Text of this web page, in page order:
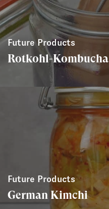
Future Products
Rotkohl-Kombucha
Future Products
German Kimchi